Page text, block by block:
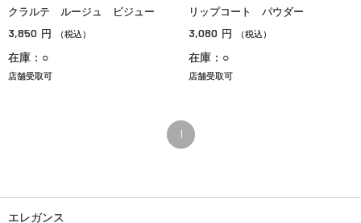
エレガンス
クラルテ ルージュ ビジュー
3,850 円 （税込）
在庫：○
店舗受取可
リップコート パウダー
3,080 円 （税込）
在庫：○
店舗受取可
1